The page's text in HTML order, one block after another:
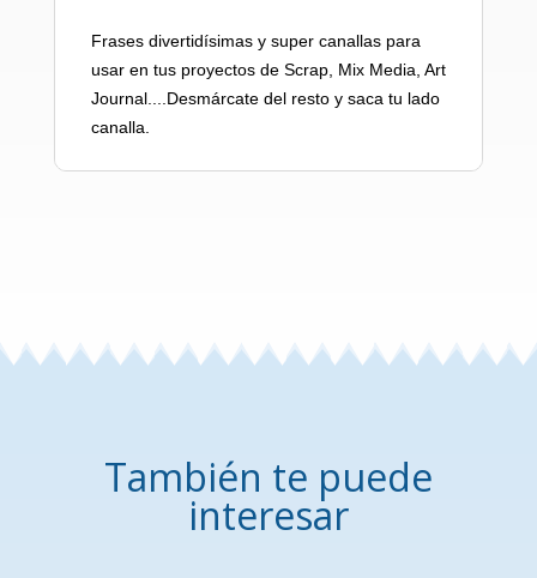
Frases divertidísimas y super canallas para
usar en tus proyectos de Scrap, Mix Media, Art
Journal....Desmárcate del resto y saca tu lado
canalla.
También te puede
interesar